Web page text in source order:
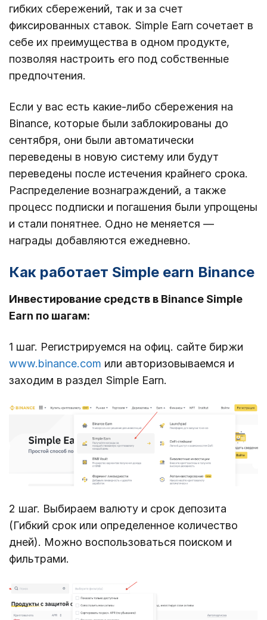
гибких сбережений, так и за счет
фиксированных ставок. Simple Earn сочетает в
себе их преимущества в одном продукте,
позволяя настроить его под собственные
предпочтения.
Если у вас есть какие-либо сбережения на
Binance, которые были заблокированы до
сентября, они были автоматически
переведены в новую систему или будут
переведены после истечения крайнего срока.
Распределение вознаграждений, а также
процесс подписки и погашения были упрощены
и стали понятнее. Одно не меняется —
награды добавляются ежедневно.
Как работает Simple earn Binance
Инвестирование средств в Binance Simple
Earn по шагам:
1 шаг. Регистрируемся на офиц. сайте биржи
www.binance.com или авторизовываемся и
заходим в раздел Simple Earn.
2 шаг. Выбираем валюту и срок депозита
(Гибкий срок или определенное количество
дней). Можно воспользоваться поиском и
фильтрами.